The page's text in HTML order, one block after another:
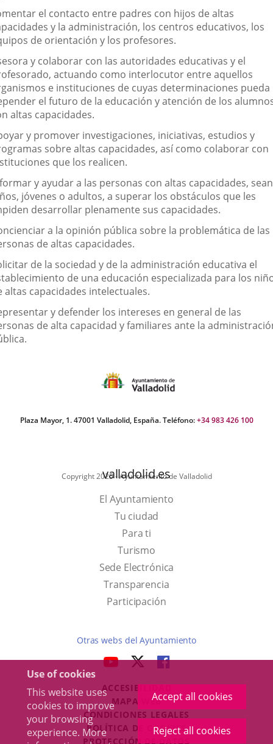
Use of cookies
This website uses
cookies to improve
your browsing
experience. More
Accept all cookies
Reject all cookies
el contacto entre padres con hijos de altas
y la administración, los centros educativos, los
de orientación y los profesores.
y colaborar con las autoridades educativas y el
actuando como interlocutor entre aquellos
e instituciones de cuyas determinaciones pueda
el futuro de la educación y atención de los
altas capacidades.
y promover investigaciones, iniciativas, estudios y
sobre altas capacidades, así como colaborar con
que los realicen.
y ayudar a las personas con altas capacidades, sean
jóvenes o adultos, a superar los obstáculos que les
desarrollar plenamente sus capacidades.
a la opinión pública sobre la problemática de las
de altas capacidades.
de la sociedad y de la administración educativa el
de una educación especializada para los
altas capacidades intelectuales.
y defender los intereses en general de las
de alta capacidad y familiares ante la
Plaza Mayor, 1. 47001 Valladolid, España. Teléfono:+34 983 426 100
Copyright 2025 - Ayuntamiento de Valladolid
valladolid.es
El Ayuntamiento
Tu ciudad
Para ti
TurismoThis
link
will
open
up
window.
Sede Electrónica
Transparencia
Participación
Otras webs del Ayuntamiento
LINK
EXTERNAL
APPLICATION.
LINK
EXTERNAL
APPLICATION.
LINK
EXTERNAL
APPLICATION.
ACCESIBILIDAD
MAPA WEB
CONDICIONES LEGALES
POLÍTICA DE COOKIES
PROTECCIÓN DE DATOS